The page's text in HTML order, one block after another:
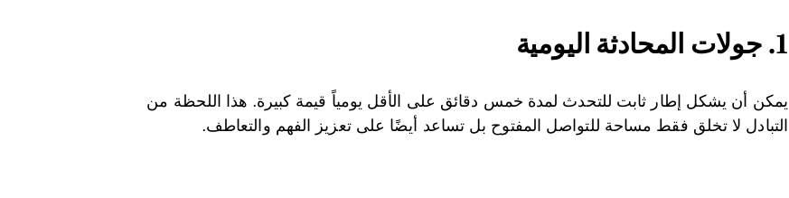
1. جولات المحادثة اليومية
يمكن أن يشكل إطار ثابت للتحدث لمدة خمس دقائق على الأقل يومياً قيمة كبيرة. هذا اللحظة من
التبادل لا تخلق فقط مساحة للتواصل المفتوح بل تساعد أيضًا على تعزيز الفهم والتعاطف.